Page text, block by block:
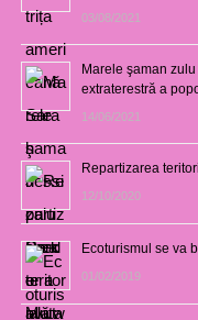
03/08/2021
Marele şaman
extraterestră a
14/06/2021
Repartizarea
12/10/2020
Ecoturismul se va
01/02/2019